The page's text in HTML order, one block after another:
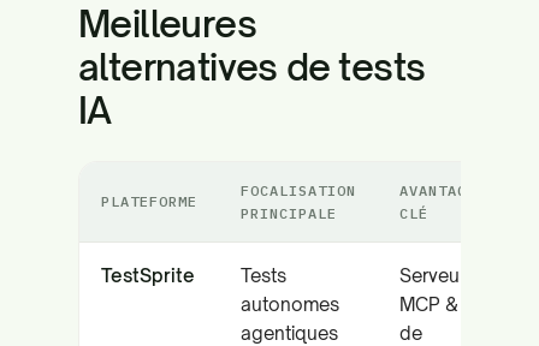
Meilleures
alternatives de tests
IA
PLATEFORME
FOCALISATION
PRINCIPALE
AVANTAGE
CLÉ
TestSprite
Tests
autonomes
agentiques
Serveur
MCP & 93%
de